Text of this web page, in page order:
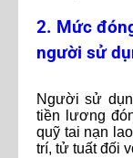
2. Mức
người sử
Người sử
tiền lương
quỹ tai nạn
trí, tử tuất đối